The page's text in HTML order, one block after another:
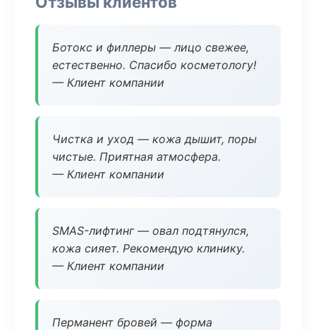
Ботокс и филлеры — лицо свежее,
естественно. Спасибо косметологу!
— Клиент компании
Чистка и уход — кожа дышит, поры
чистые. Приятная атмосфера.
— Клиент компании
SMAS-лифтинг — овал подтянулся,
кожа сияет. Рекомендую клинику.
— Клиент компании
Перманент бровей — форма